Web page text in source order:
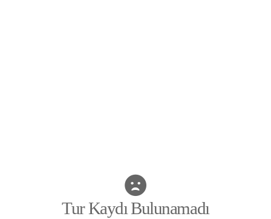
Tur Kaydı Bulunamadı